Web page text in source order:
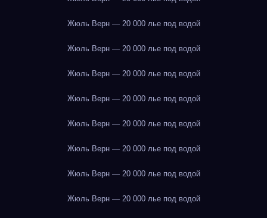
Жюль Верн — 20 000 лье под водой
Жюль Верн — 20 000 лье под водой
Жюль Верн — 20 000 лье под водой
Жюль Верн — 20 000 лье под водой
Жюль Верн — 20 000 лье под водой
Жюль Верн — 20 000 лье под водой
Жюль Верн — 20 000 лье под водой
Жюль Верн — 20 000 лье под водой